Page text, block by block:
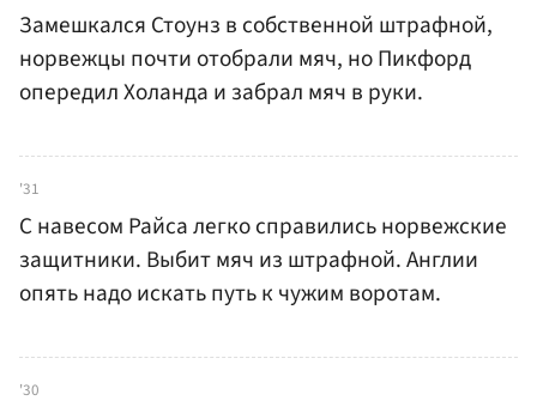
Замешкался Стоунз в собственной штрафной,
норвежцы почти отобрали мяч, но Пикфорд
опередил Холанда и забрал мяч в руки.
'31
С навесом Райса легко справились норвежские
защитники. Выбит мяч из штрафной. Англии
опять надо искать путь к чужим воротам.
'30